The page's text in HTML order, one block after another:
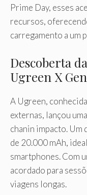
Prime Day, esses
recursos,
carregamento a um
Descoberta
Ugreen X
A Ugreen,
externas, lançou
chanin impacto. Um
de 20.000 mAh,
smartphones. Com
acordado para
viagens longas.